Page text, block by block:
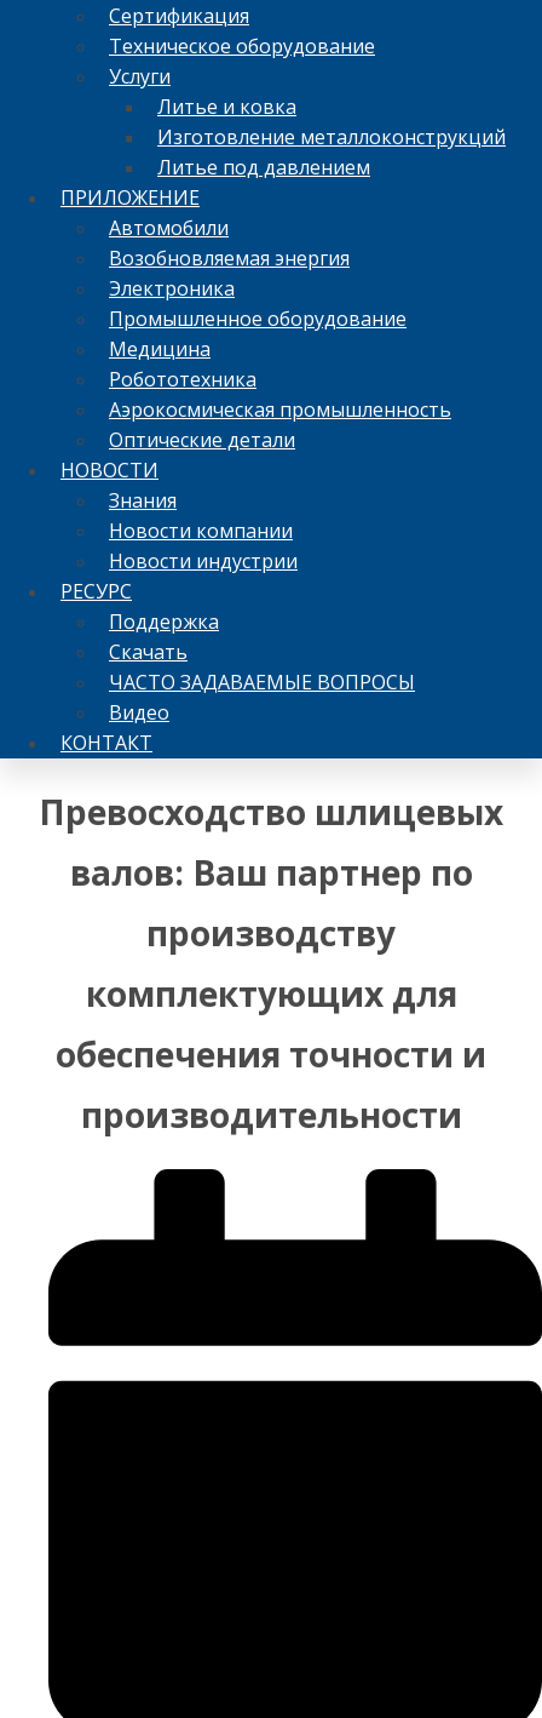
Сертификация
Техническое оборудование
Услуги
Литье и ковка
Изготовление металлоконструкций
Литье под давлением
ПРИЛОЖЕНИЕ
Автомобили
Возобновляемая энергия
Электроника
Промышленное оборудование
Медицина
Робототехника
Аэрокосмическая промышленность
Оптические детали
НОВОСТИ
Знания
Новости компании
Новости индустрии
РЕСУРС
Поддержка
Скачать
ЧАСТО ЗАДАВАЕМЫЕ ВОПРОСЫ
Видео
КОНТАКТ
Превосходство шлицевых
валов: Ваш партнер по
производству
комплектующих для
обеспечения точности и
производительности